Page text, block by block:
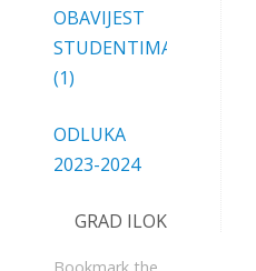
OBAVIJEST
STUDENTIMA
(1)
ODLUKA
2023-2024
GRAD ILOK
Bookmark the